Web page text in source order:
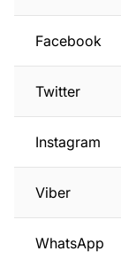
Facebook
Twitter
Instagram
Viber
WhatsApp